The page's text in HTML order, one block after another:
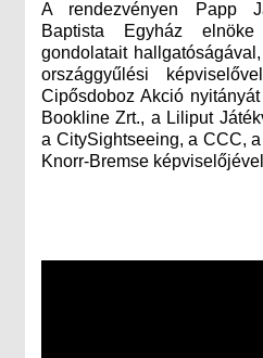
A rendezvényen Papp
Baptista Egyház
gondolatait
országgyűlési
Cipősdoboz Akció
Bookline Zrt., a Liliput
a CitySightseeing, a CCC,
Knorr-Bremse